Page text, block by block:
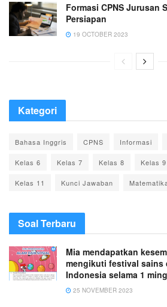
Formasi CPNS Jurusan
Persiapan
19 OCTOBER 2023
Kategori
Bahasa Inggris CPNS Informasi
Kelas 6 Kelas 7 Kelas 8 Kelas 9
Kelas 11 Kunci Jawaban
Soal Terbaru
Mia mendapatkan
mengikuti festival sains
Indonesia selama 1
25 NOVEMBER 2023